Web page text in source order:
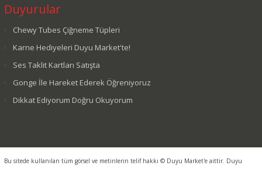
Duyurular
Chewy Tubes Çiğneme Tüpleri
Karne Hediyeleri Duyu Market'te!
Ses Taklit Kartları Satışta
Gonge İle Hareket Ederek Öğreniyoruz
Dikkat Ediyorum Doğru Okuyorum
Bu sitede kullanılan tüm görsel ve metinlerin telif hakkı © Duyu Market'e aittir. Duyu